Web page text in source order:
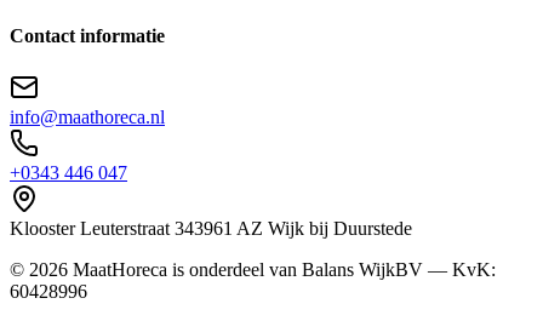
Contact informatie
info@maathoreca.nl
+0343 446 047
Klooster Leuterstraat 343961 AZ Wijk bij Duurstede
© 2026 MaatHoreca is onderdeel van Balans WijkBV — KvK:
60428996